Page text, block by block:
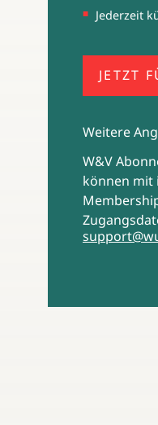
Jederzeit
JETZT
Weitere
W&V
können mit